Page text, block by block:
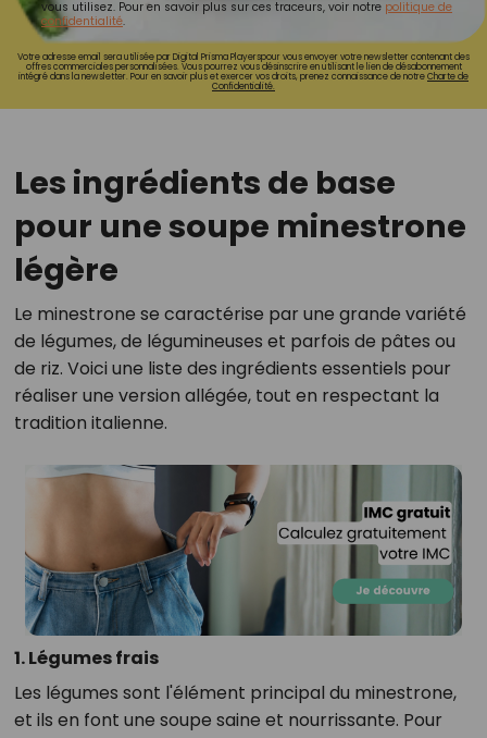
vous utilisez. Pour en savoir plus sur ces traceurs, voir notre politique de
confidentialité.
Votre adresse email sera utilisée par Digital Prisma Playerspour vous envoyer votre newsletter contenant des
offres commerciales personnalisées. Vous pourrez vous désinscrire en utilisant le lien de désabonnement
intégré dans la newsletter. Pour en savoir plus et exercer vos droits, prenez connaissance de notreCharte de
Confidentialité.
Les ingrédients de base
pour une soupe minestrone
légère
Le minestrone se caractérise par une grande variété
de légumes, de légumineuses et parfois de pâtes ou
de riz. Voici une liste des ingrédients essentiels pour
réaliser une version allégée, tout en respectant la
tradition italienne.
1. Légumes frais
Les légumes sont l'élément principal du minestrone,
et ils en font une soupe saine et nourrissante. Pour